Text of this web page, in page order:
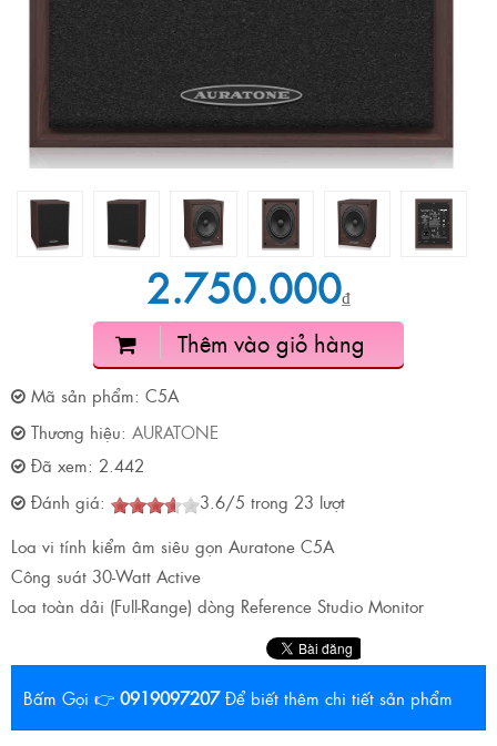
2.750.000₫
Thêm vào giỏ hàng
Mã sản phẩm: C5A
Thương hiệu: AURATONE
Đã xem: 2.442
Đánh giá:
3.6/5 trong 23 lượt
Loa vi tính kiểm âm siêu gọn Auratone C5A
Công suát 30-Watt Active
Loa toàn dải (Full-Range) dòng Reference Studio Monitor
Bấm Gọi 👉 0919097207 Để biết thêm chi tiết sản phẩm